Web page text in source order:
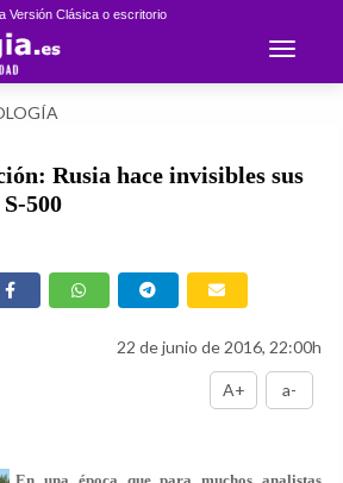
Versión Clásica o escritorio
Toggle
Rusia hace invisibles sus
500
22 de junio de 2016, 22:00h
A+ a-